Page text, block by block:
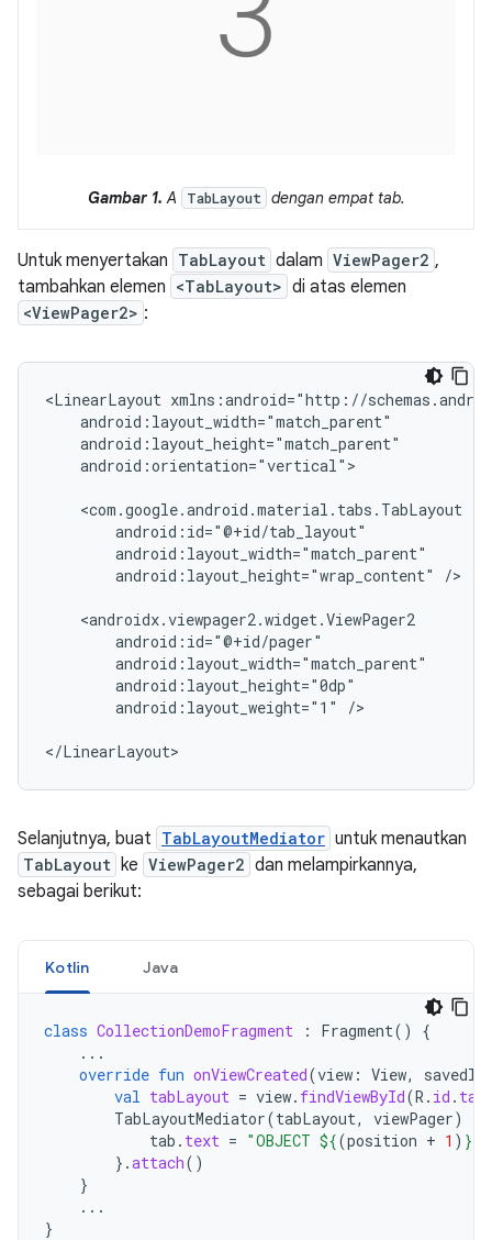
Gambar 1. A TabLayout dengan empat tab.
Untuk menyertakan TabLayout dalam ViewPager2 ,
tambahkan elemen <TabLayout> di atas elemen
<ViewPager2> :
<LinearLayout
android:orientation="vertical">
android:layout_height="wrap_content"
/>
android:layout_weight="1"
/>
Selanjutnya, buat TabLayoutMediator untuk menautkan
TabLayout ke ViewPager2 dan melampirkannya,
sebagai berikut:
Kotlin Java
class CollectionDemoFragment : Fragment()
{
...
override fun onViewCreated(view : View,
val tabLayout = view. findViewById(R . id .
TabLayoutMediator(tabLayout, viewPager)
tab . text = "OBJECT ${(position + 1 ) }
}.attach()
}
...
}